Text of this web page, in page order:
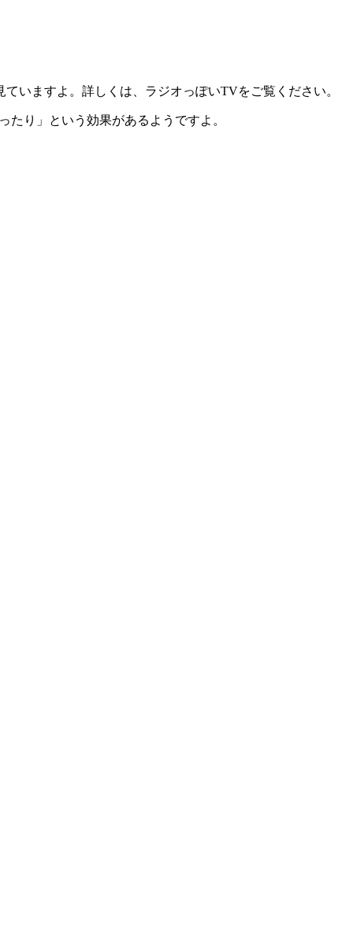
いますよ。詳しくは、ラジオっぽいTVをご覧ください。
り」という効果があるようですよ。